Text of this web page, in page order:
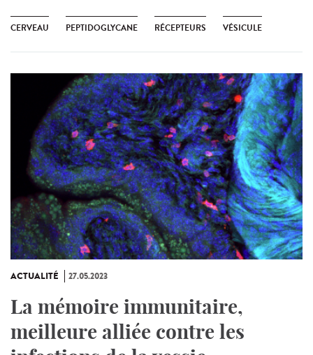
CERVEAU PEPTIDOGLYCANE RÉCEPTEURS VÉSICULE
ACTUALITÉ 27.05.2023
La mémoire immunitaire,
meilleure alliée contre les